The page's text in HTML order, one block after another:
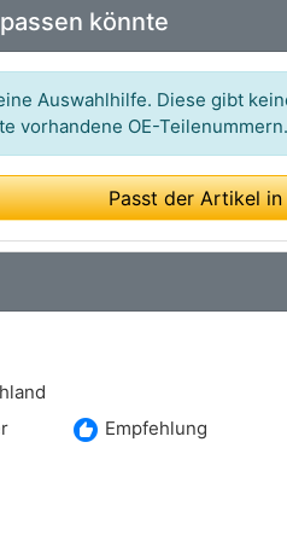
könnte
Auswahlhilfe. Diese gibt
vorhandene OE-Teilenummern.
Passt der Artikel in
recommend Empfehlung